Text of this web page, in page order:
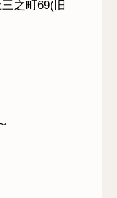
之町69(旧